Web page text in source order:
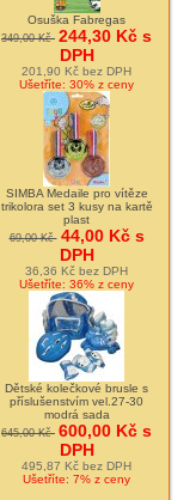
Osuška Fabregas
349,00 Kč 244,30 Kč s
DPH
201,90 Kč bez DPH
Ušetříte: 30% z ceny
SIMBA Medaile pro vítěze
trikolora set 3 kusy na kartě
plast
69,00 Kč 44,00 Kč s
DPH
36,36 Kč bez DPH
Ušetříte: 36% z ceny
Dětské kolečkové brusle s
příslušenstvím vel.27-30
modrá sada
645,00 Kč 600,00 Kč s
DPH
495,87 Kč bez DPH
Ušetříte: 7% z ceny